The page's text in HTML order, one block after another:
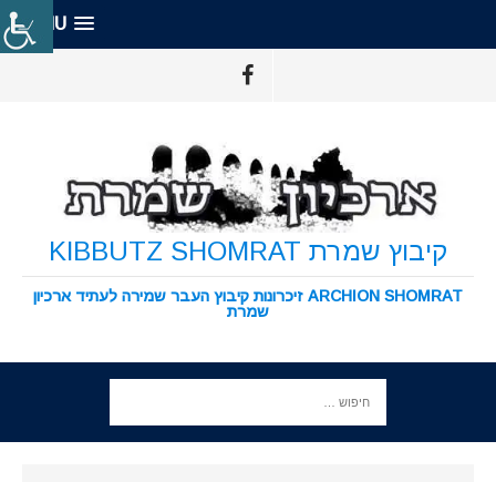
MENU
קיבוץ שמרת KIBBUTZ SHOMRAT
ARCHION SHOMRAT זיכרונות קיבוץ העבר שמירה לעתיד ארכיון
שמרת